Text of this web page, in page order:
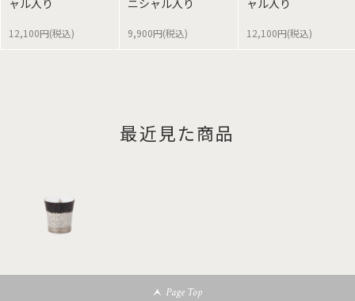
ャル入り
12,100円(税込)
ニシャル入り
9,900円(税込)
ャル入り
12,100円(税込)
最近見た商品
Page Top